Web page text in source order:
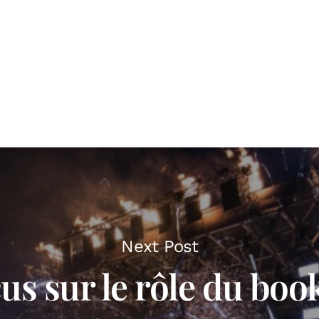
Next Post
sur le rôle du